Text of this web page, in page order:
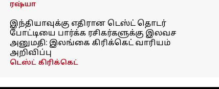
ரஷ்யா
இந்தியாவுக்கு எதிரான டெஸ்ட் தொடர்
போட்டியை பார்க்க ரசிகர்களுக்கு இலவச
அனுமதி: இலங்கை கிரிக்கெட் வாரியம்
அறிவிப்பு
டெஸ்ட் கிரிக்கெட்